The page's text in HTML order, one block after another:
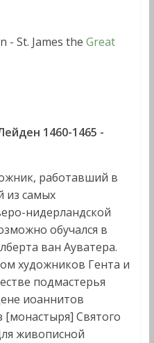
- St. James the Great
1460-1465 -
работавший в
из самых
нидерландской
обучался в
ван Ауватера.
художников Гента и
подмастерья
иоаннитов
Святого
живописной